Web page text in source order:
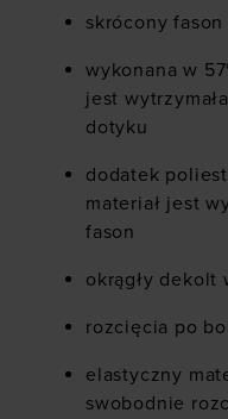
skrócony
wykonana w
jest
dotyku
dodatek
materiał jest
fason
okrągły dekolt
rozcięcia po
elastyczny
swobodnie